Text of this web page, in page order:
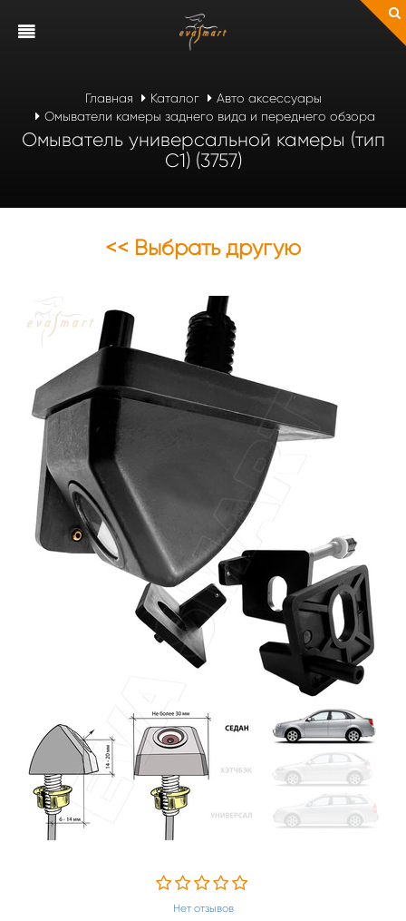
Главная Каталог
Авто аксессуары
Омыватели камеры заднего вида и переднего обзора
Омыватель универсальной камеры (тип
С1) (3757)
<< Выбрать другую
Нет отзывов